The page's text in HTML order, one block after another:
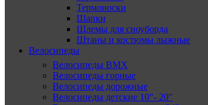
Термоноски
Шапки
Шлемы для сноуборда
Штаны и костюмы лыжные
Велосипеды
Велосипеды BMX
Велосипеды горные
Велосипеды дорожные
Велосипеды детские 10″- 20″